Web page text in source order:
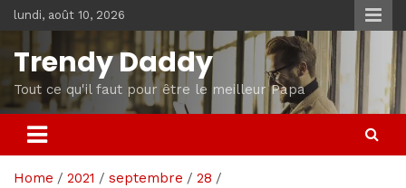
Skip
to
content
lundi, août 10, 2026
Trendy Daddy
Tout ce qu'il faut pour être le meilleur Papa
Home 2021 septembre
28